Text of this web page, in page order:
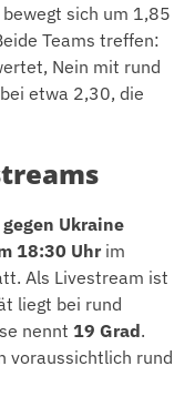
sich um 1,85
Teams treffen:
Nein mit rund
etwa 2,30, die
Ukraine
18:30 Uhr im
Als Livestream ist
liegt bei rund
nennt 19 Grad.
voraussichtlich rund